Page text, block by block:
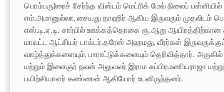
பெரம்பரு}ரைச் சேர்ந்த விஸ்டம் மெட்ரிக் மேல் நிலைப்
எம்.அமானுல்லா, சையது தாஹிர் ஆகிய இருவரும் முதலிடம்
எஸ்.டி.ஏ.டி. சார்பில் ஊக்கத்தொகை ரூ.ஆறு
மாவட்ட ஆட்சியர் டாக்டர்.தரேஸ் அஹமது, வீரர்கள்
வாழ்த்துக்களையும், பாராட்டுக்களையும் தெரிவித்தார்.
மற்றும் இளைஞர் நலன் அலுவலர் இராம சுப்பிரமணியராஜா
பயிற்சியாளர் கண்ணன் ஆகியோர் உடனிருந்தனர்.